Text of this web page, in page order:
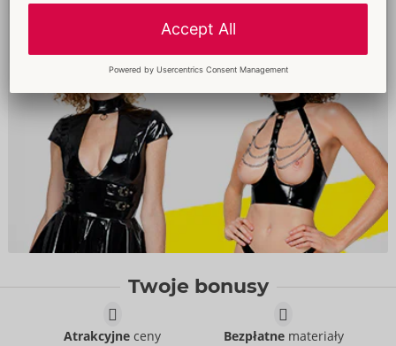
Twoje bonusy
Atrakcyjne ceny Bezpłatnemateriały